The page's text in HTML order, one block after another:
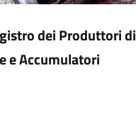
dei Produttori di
e Accumulatori